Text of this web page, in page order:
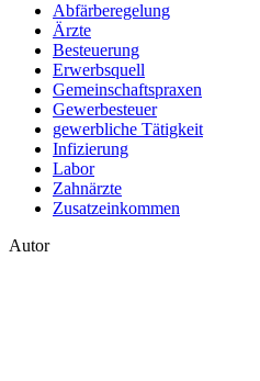
Abfärberegelung
Ärzte
Besteuerung
Erwerbsquell
Gemeinschaftspraxen
Gewerbesteuer
gewerbliche Tätigkeit
Infizierung
Labor
Zahnärzte
Zusatzeinkommen
Autor